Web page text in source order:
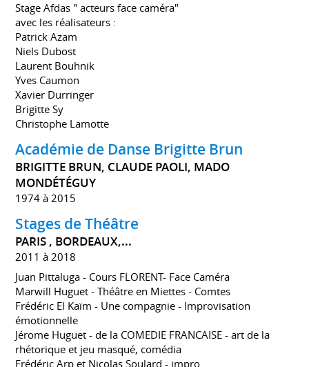
Stage Afdas " acteurs face caméra"
avec les réalisateurs :
Patrick Azam
Niels Dubost
Laurent Bouhnik
Yves Caumon
Xavier Durringer
Brigitte Sy
Christophe Lamotte
Académie de Danse Brigitte Brun
BRIGITTE BRUN, CLAUDE PAOLI, MADO
MONDÉTÉGUY
1974 à 2015
Stages de Théâtre
PARIS , BORDEAUX,...
2011 à 2018
Juan Pittaluga - Cours FLORENT- Face Caméra
Marwill Huguet - Théâtre en Miettes - Comtes
Frédéric El Kaïm - Une compagnie - Improvisation
émotionnelle
Jérome Huguet - de la COMEDIE FRANCAISE - art de la
rhétorique et jeu masqué, comédia
Frédéric Arp et Nicolas Soulard - impro